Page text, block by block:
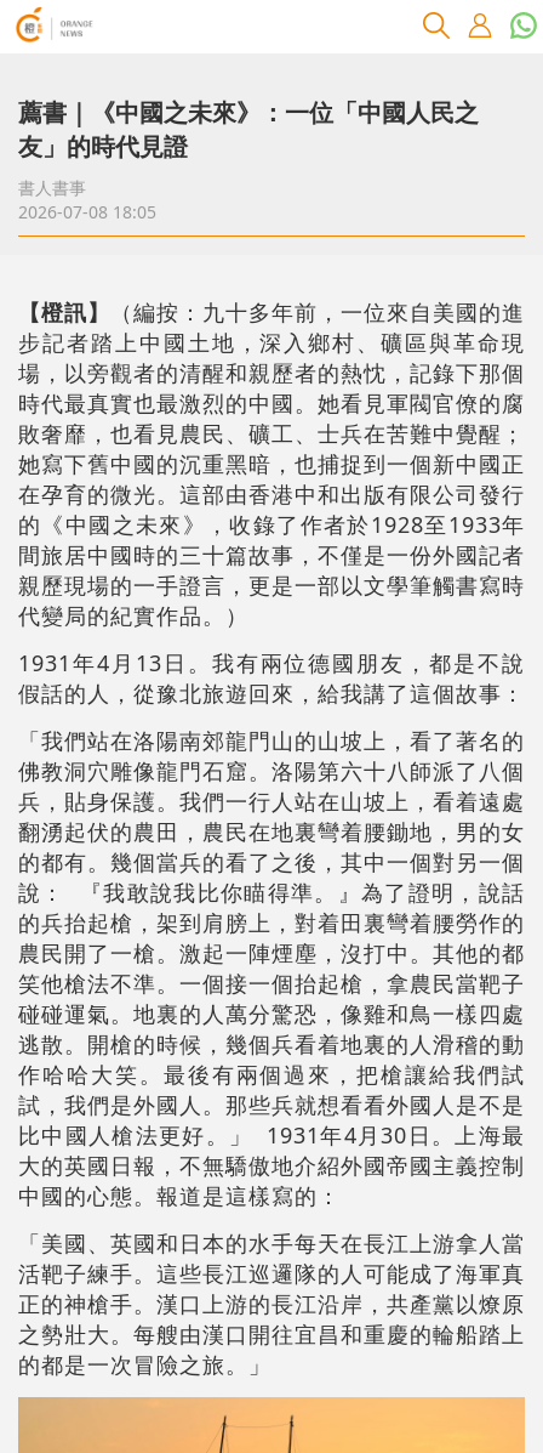
薦書｜《中國之未來》：一位「中國人民之
友」的時代見證
書人書事
2026-07-08 18:05
【橙訊】
（編按：九十多年前，一位來自美國的進
步記者踏上中國土地，深入鄉村、礦區與革命現
場，以旁觀者的清醒和親歷者的熱忱，記錄下那個
時代最真實也最激烈的中國。她看見軍閥官僚的腐
敗奢靡，也看見農民、礦工、士兵在苦難中覺醒；
她寫下舊中國的沉重黑暗，也捕捉到一個新中國正
在孕育的微光。這部由香港中和出版有限公司發行
的《中國之未來》，收錄了作者於1928至1933年
間旅居中國時的三十篇故事，不僅是一份外國記者
親歷現場的一手證言，更是一部以文學筆觸書寫時
代變局的紀實作品。）
1931年4月13日。我有兩位德國朋友，都是不說
假話的人，從豫北旅遊回來，給我講了這個故事：
「我們站在洛陽南郊龍門山的山坡上，看了著名的
佛教洞穴雕像龍門石窟。洛陽第六十八師派了八個
兵，貼身保護。我們一行人站在山坡上，看着遠處
翻湧起伏的農田，農民在地裏彎着腰鋤地，男的女
的都有。幾個當兵的看了之後，其中一個對另一個
說： 『我敢說我比你瞄得準。』為了證明，說話
的兵抬起槍，架到肩膀上，對着田裏彎着腰勞作的
農民開了一槍。激起一陣煙塵，沒打中。其他的都
笑他槍法不準。一個接一個抬起槍，拿農民當靶子
碰碰運氣。地裏的人萬分驚恐，像雞和鳥一樣四處
逃散。開槍的時候，幾個兵看着地裏的人滑稽的動
作哈哈大笑。最後有兩個過來，把槍讓給我們試
試，我們是外國人。那些兵就想看看外國人是不是
比中國人槍法更好。」 1931年4月30日。上海最
大的英國日報，不無驕傲地介紹外國帝國主義控制
中國的心態。報道是這樣寫的：
「美國、英國和日本的水手每天在長江上游拿人當
活靶子練手。這些長江巡邏隊的人可能成了海軍真
正的神槍手。漢口上游的長江沿岸，共產黨以燎原
之勢壯大。每艘由漢口開往宜昌和重慶的輪船踏上
的都是一次冒險之旅。」